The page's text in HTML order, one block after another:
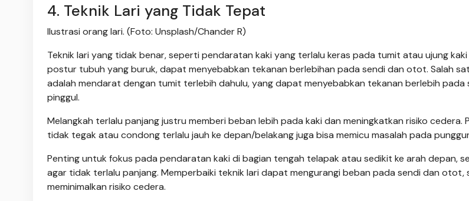
4. Teknik Lari yang Tidak Tepat
Ilustrasi orang lari. (Foto: Unsplash/Chander R)
Teknik lari yang tidak benar, seperti pendaratan kaki yang terlalu keras pada tumit atau ujung
postur tubuh yang buruk, dapat menyebabkan tekanan berlebihan pada sendi dan otot. Salah
adalah mendarat dengan tumit terlebih dahulu, yang dapat menyebabkan tekanan berlebih pada
pinggul.
Melangkah terlalu panjang justru memberi beban lebih pada kaki dan meningkatkan risiko cedera.
tidak tegak atau condong terlalu jauh ke depan/belakang juga bisa memicu masalah pada
Penting untuk fokus pada pendaratan kaki di bagian tengah telapak atau sedikit ke arah depan,
agar tidak terlalu panjang. Memperbaiki teknik lari dapat mengurangi beban pada sendi dan otot,
meminimalkan risiko cedera.